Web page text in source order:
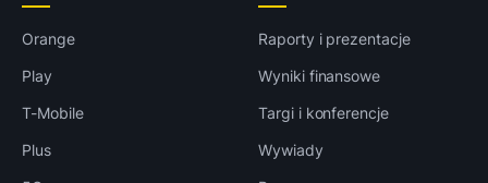
Orange
Play
T-Mobile
Plus
Raporty i prezentacje
Wyniki finansowe
Targi i konferencje
Wywiady